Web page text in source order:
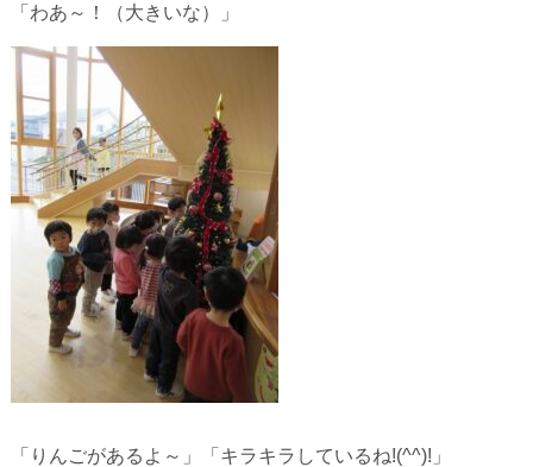
「わあ～！（大きいな）」
「りんごがあるよ～」「キラキラしているね!(^^)!」